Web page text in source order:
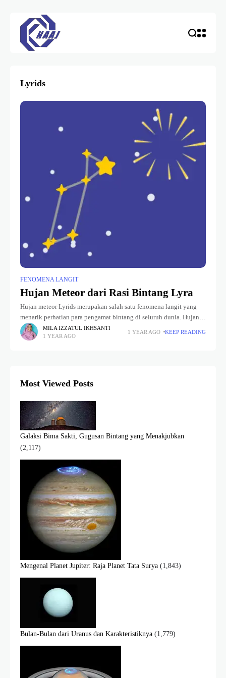
Lyrids
FENOMENA LANGIT
Hujan Meteor dari Rasi Bintang Lyra
Hujan meteor Lyrids merupakan salah satu fenomena langit yang
menarik perhatian para pengamat bintang di seluruh dunia. Hujan
meteor ini adalah salah satu hujan meteor tertua yang pernah
tercatat, dengan
MILA IZZATUL IKHSANTI
1 YEAR AGO
1 YEAR AGO KEEP READING
Most Viewed Posts
Galaksi Bima Sakti, Gugusan Bintang yang Menakjubkan
(2,117)
Mengenal Planet Jupiter: Raja Planet Tata Surya (1,843)
Bulan-Bulan dari Uranus dan Karakteristiknya (1,779)